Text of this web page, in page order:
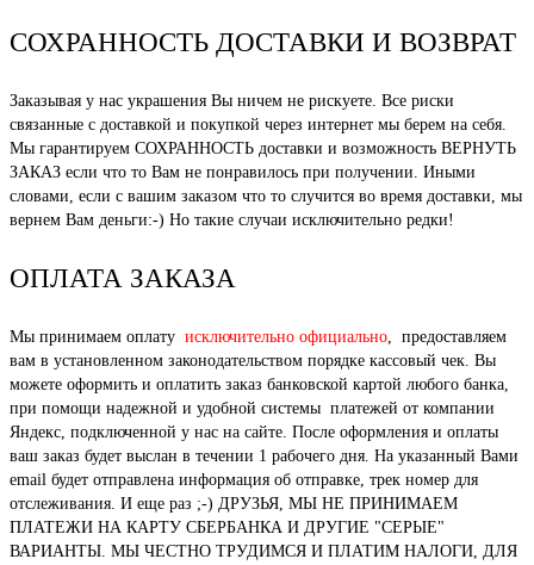
СОХРАННОСТЬ ДОСТАВКИ И ВОЗВРАТ
Заказывая у нас украшения Вы ничем не рискуете. Все риски
связанные с доставкой и покупкой через интернет мы берем на себя.
Мы гарантируем СОХРАННОСТЬ доставки и возможность ВЕРНУТЬ
ЗАКАЗ если что то Вам не понравилось при получении. Иными
словами, если с вашим заказом что то случится во время доставки, мы
вернем Вам деньги:-) Но такие случаи исключительно редки!
ОПЛАТА ЗАКАЗА
Мы принимаем оплату исключительно официально, предоставляем
вам в установленном законодательством порядке кассовый чек. Вы
можете оформить и оплатить заказ банковской картой любого банка,
при помощи надежной и удобной системы платежей от компании
Яндекс, подключенной у нас на сайте. После оформления и оплаты
ваш заказ будет выслан в течении 1 рабочего дня. На указанный Вами
email будет отправлена информация об отправке, трек номер для
отслеживания. И еще раз ;-) ДРУЗЬЯ, МЫ НЕ ПРИНИМАЕМ
ПЛАТЕЖИ НА КАРТУ СБЕРБАНКА И ДРУГИЕ "СЕРЫЕ"
ВАРИАНТЫ. МЫ ЧЕСТНО ТРУДИМСЯ И ПЛАТИМ НАЛОГИ, ДЛЯ